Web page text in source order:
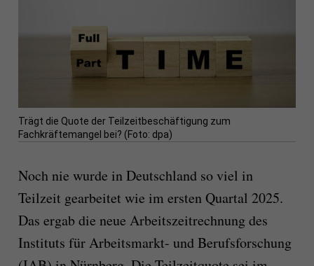
Trägt die Quote der Teilzeitbeschäftigung zum
Fachkräftemangel bei? (Foto: dpa)
Noch nie wurde in Deutschland so viel in
Teilzeit gearbeitet wie im ersten Quartal 2025.
Das ergab die neue Arbeitszeitrechnung des
Instituts für Arbeitsmarkt- und Berufsforschung